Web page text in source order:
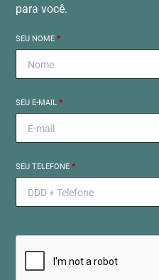
para você.
SEU NOME*
SEU E-MAIL*
SEU TELEFONE*